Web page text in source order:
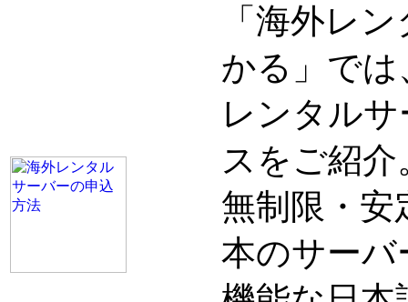
「海外レ
かる」で
レンタル
スをご紹
無制限・安
本のサーバ